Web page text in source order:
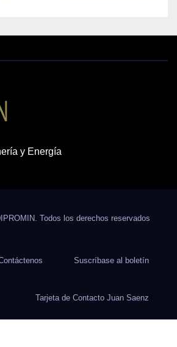
y Energía
Todos los derechos reservados
Suscríbase al boletín
Tarjeta de Contacto Juan Saenz